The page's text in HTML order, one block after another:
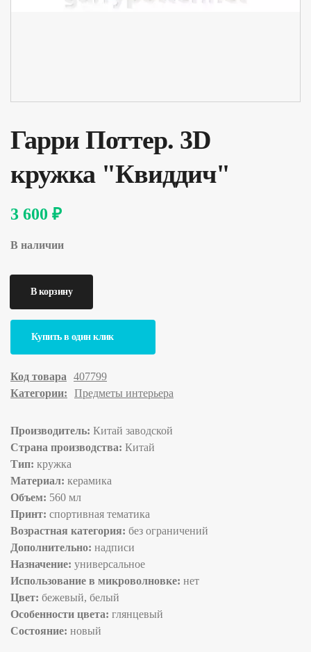
Гарри Поттер. 3D
кружка "Квиддич"
3 600 ₽
В наличии
Купить в один клик
Код товара
407799
Категории:
Предметы интерьера
Производитель: Китай заводской
Страна производства: Китай
Тип: кружка
Материал: керамика
Объем: 560 мл
Принт: спортивная тематика
Возрастная категория: без ограничений
Дополнительно: надписи
Назначение: универсальное
Использование в микроволновке: нет
Цвет: бежевый, белый
Особенности цвета: глянцевый
Состояние: новый